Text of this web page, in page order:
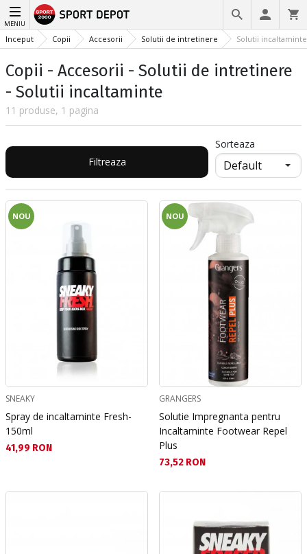
MENIU
Inceput Copii Accesorii Solutii de intretinere Solutii incaltaminte
Copii - Accesorii - Solutii de intretinere
- Solutii incaltaminte
11 produse, 1 pagina
Filtreaza
Sorteaza
NOU
SNEAKY
Spray de incaltaminte Fresh-
150ml
Текуща цена:
41,99 RON
NOU
GRANGERS
Solutie Impregnanta pentru
Incaltaminte Footwear Repel
Plus
Текуща цена:
73,52 RON